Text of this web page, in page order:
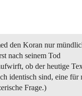
den Koran nur
nach seinem Tod
ob der heutige
identisch sind, eine für
Frage.)